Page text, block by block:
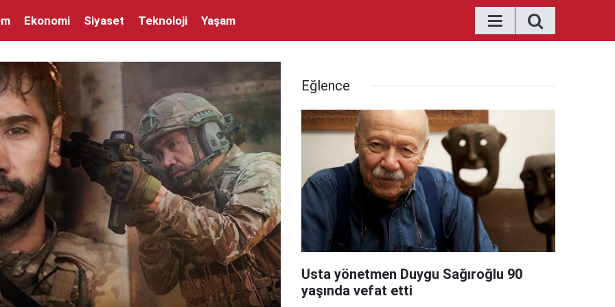
Ekonomi Siyaset Teknoloji Yaşam
Eğlence
Usta yönetmen Duygu Sağıroğlu 90
yaşında vefat etti